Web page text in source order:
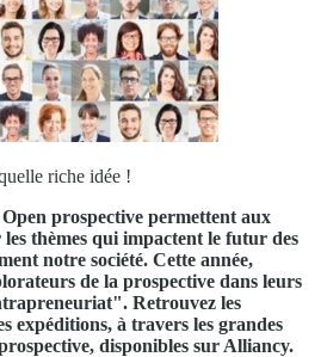
riche idée !
prospective permettent aux
thèmes qui impactent le futur des
notre société. Cette année,
de la prospective dans leurs
Retrouvez les
expéditions, à travers les grandes
disponibles sur Alliancy.